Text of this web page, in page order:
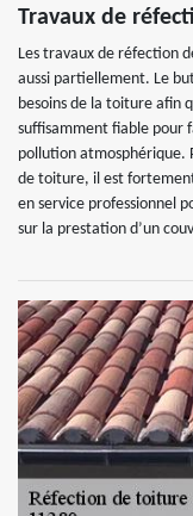
Travaux de
Les travaux de réfection
aussi partiellement. Le
besoins de la toiture afin
suffisamment fiable pour
pollution atmosphérique.
de toiture, il est
en service professionnel
sur la prestation d’un